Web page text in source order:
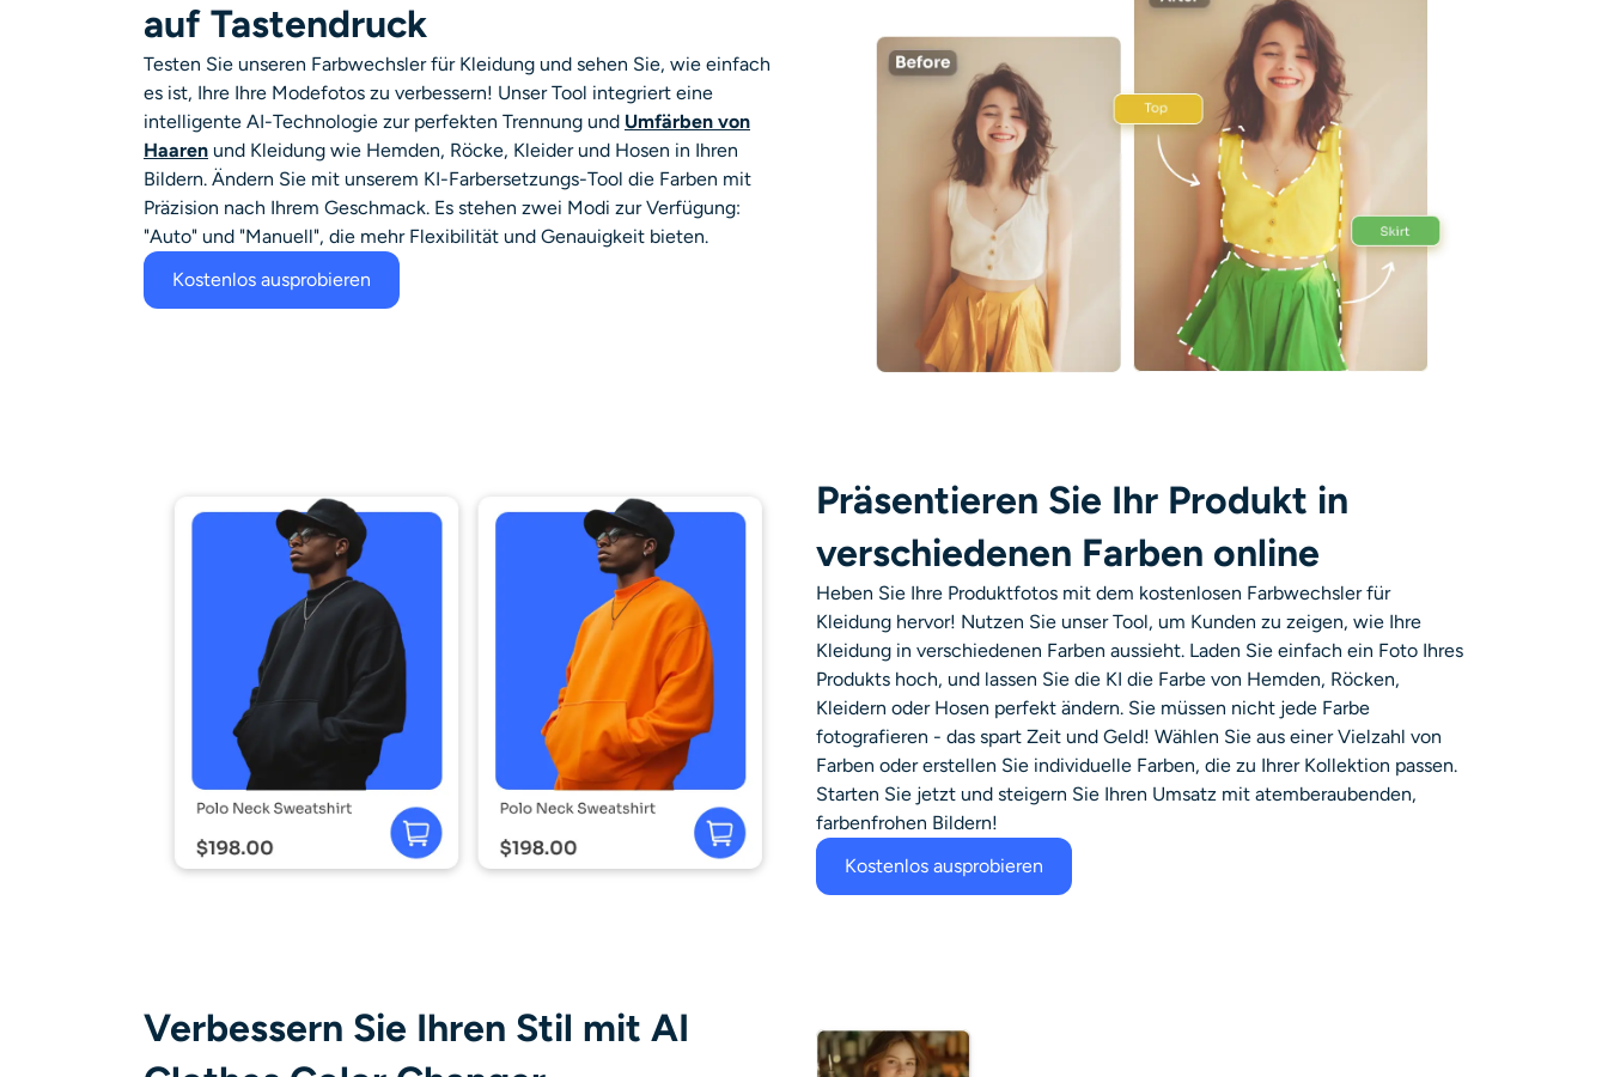
auf Tastendruck
Testen Sie unseren Farbwechsler für Kleidung und sehen Sie, wie einfach
es ist, Ihre Ihre Modefotos zu verbessern! Unser Tool integriert eine
intelligente AI-Technologie zur perfekten Trennung und Umfärben von
Haaren und Kleidung wie Hemden, Röcke, Kleider und Hosen in Ihren
Bildern. Ändern Sie mit unserem KI-Farbersetzungs-Tool die Farben mit
Präzision nach Ihrem Geschmack. Es stehen zwei Modi zur Verfügung:
"Auto" und "Manuell", die mehr Flexibilität und Genauigkeit bieten.
Kostenlos ausprobieren
Präsentieren Sie Ihr Produkt in
verschiedenen Farben online
Heben Sie Ihre Produktfotos mit dem kostenlosen Farbwechsler für
Kleidung hervor! Nutzen Sie unser Tool, um Kunden zu zeigen, wie Ihre
Kleidung in verschiedenen Farben aussieht. Laden Sie einfach ein Foto Ihres
Produkts hoch, und lassen Sie die KI die Farbe von Hemden, Röcken,
Kleidern oder Hosen perfekt ändern. Sie müssen nicht jede Farbe
fotografieren - das spart Zeit und Geld! Wählen Sie aus einer Vielzahl von
Farben oder erstellen Sie individuelle Farben, die zu Ihrer Kollektion passen.
Starten Sie jetzt und steigern Sie Ihren Umsatz mit atemberaubenden,
farbenfrohen Bildern!
Kostenlos ausprobieren
Verbessern Sie Ihren Stil mit AI